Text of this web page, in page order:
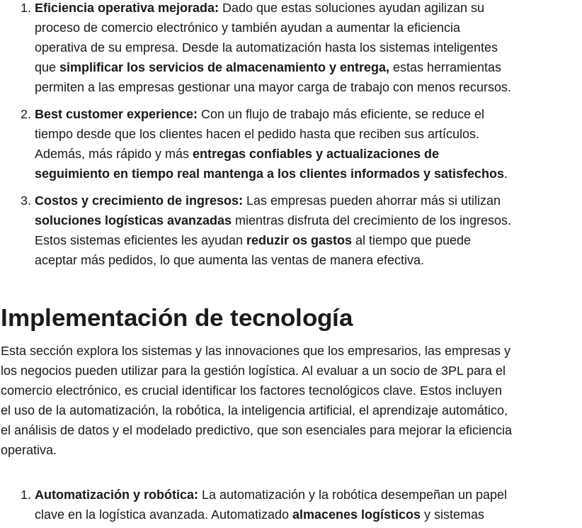
Eficiencia operativa mejorada: Dado que estas soluciones ayudan agilizan su
proceso de comercio electrónico y también ayudan a aumentar la eficiencia
operativa de su empresa. Desde la automatización hasta los sistemas inteligentes
que simplificar los servicios de almacenamiento y entrega, estas herramientas
permiten a las empresas gestionar una mayor carga de trabajo con menos recursos.
Best customer experience: Con un flujo de trabajo más eficiente, se reduce el
tiempo desde que los clientes hacen el pedido hasta que reciben sus artículos.
Además, más rápido y más entregas confiables y actualizaciones de
seguimiento en tiempo real mantenga a los clientes informados y satisfechos.
Costos y crecimiento de ingresos: Las empresas pueden ahorrar más si utilizan
soluciones logísticas avanzadasmientras disfruta del crecimiento de los ingresos.
Estos sistemas eficientes les ayudan reduzir os gastosal tiempo que puede
aceptar más pedidos, lo que aumenta las ventas de manera efectiva.
Implementación de tecnología
Esta sección explora los sistemas y las innovaciones que los empresarios, las empresas y
los negocios pueden utilizar para la gestión logística. Al evaluar a un socio de 3PL para el
comercio electrónico, es crucial identificar los factores tecnológicos clave. Estos incluyen
el uso de la automatización, la robótica, la inteligencia artificial, el aprendizaje automático,
el análisis de datos y el modelado predictivo, que son esenciales para mejorar la eficiencia
operativa.
Automatización y robótica: La automatización y la robótica desempeñan un papel
clave en la logística avanzada. Automatizado almacenes logísticosy sistemas